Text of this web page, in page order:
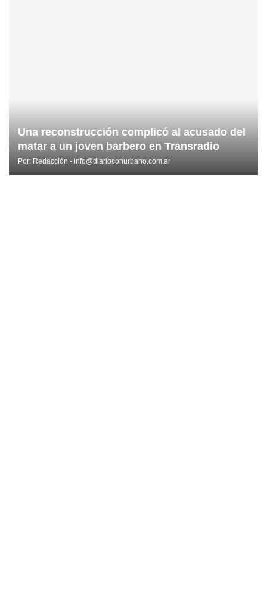
Una reconstrucción complicó al acusado del
matar a un joven barbero en Transradio
Por: Redacción - info@diarioconurbano.com.ar